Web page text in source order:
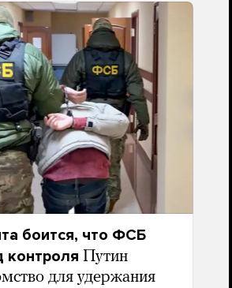
боится, что ФСБ
контроля Путин
для удержания